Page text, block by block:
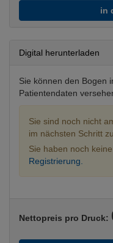
in
Digital herunterladen
Sie können den Bogen
Patientendaten
Sie sind noch nicht
im nächsten Schritt
Sie haben noch
Registrierung.
Nettopreis pro Druck: